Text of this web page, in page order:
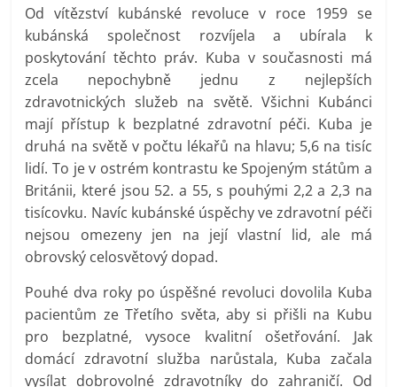
Od vítězství kubánské revoluce v roce 1959 se
kubánská společnost rozvíjela a ubírala k
poskytování těchto práv. Kuba v současnosti má
zcela nepochybně jednu z nejlepších
zdravotnických služeb na světě. Všichni Kubánci
mají přístup k bezplatné zdravotní péči. Kuba je
druhá na světě v počtu lékařů na hlavu; 5,6 na tisíc
lidí. To je v ostrém kontrastu ke Spojeným státům a
Británii, které jsou 52. a 55, s pouhými 2,2 a 2,3 na
tisícovku. Navíc kubánské úspěchy ve zdravotní péči
nejsou omezeny jen na její vlastní lid, ale má
obrovský celosvětový dopad.
Pouhé dva roky po úspěšné revoluci dovolila Kuba
pacientům ze Třetího světa, aby si přišli na Kubu
pro bezplatné, vysoce kvalitní ošetřování. Jak
domácí zdravotní služba narůstala, Kuba začala
vysílat dobrovolné zdravotníky do zahraničí. Od